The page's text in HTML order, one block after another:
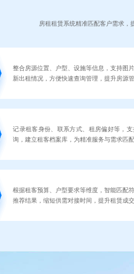
房租租赁系统精准匹配客户需求，
整合房源位置、户型、设施等信息，支持图
新出租情况，方便快速查询管理，提升房源
记录租客身份、联系方式、租房偏好等，
询，建立租客档案库，为精准服务与需求匹
根据租客预算、户型要求等维度，智能匹配
推荐结果，缩短供需对接时间，提升租赁成